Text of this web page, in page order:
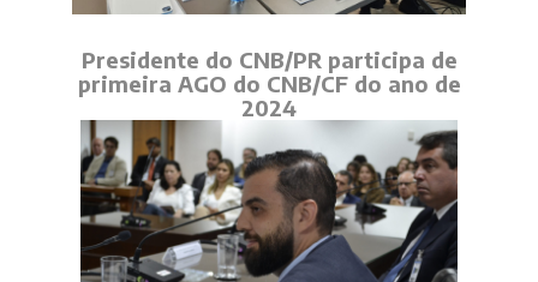
Presidente do CNB/PR participa de
primeira AGO do CNB/CF do ano de
2024